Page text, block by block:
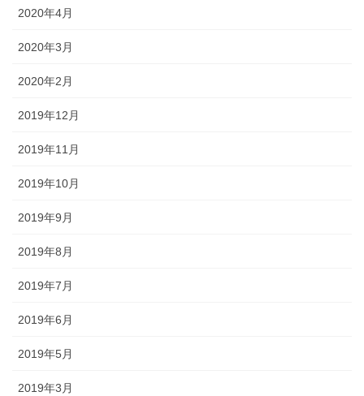
2020年4月
2020年3月
2020年2月
2019年12月
2019年11月
2019年10月
2019年9月
2019年8月
2019年7月
2019年6月
2019年5月
2019年3月